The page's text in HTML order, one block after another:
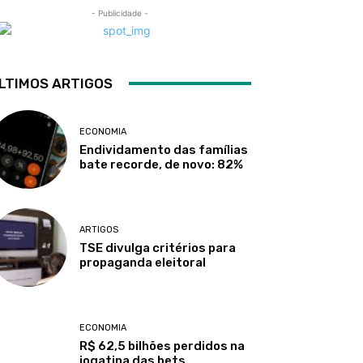
- Publicidade -
ARTIGOS
ECONOMIA
Endividamento das famílias
bate recorde, de novo: 82%
ARTIGOS
TSE divulga critérios para
propaganda eleitoral
ECONOMIA
R$ 62,5 bilhões perdidos na